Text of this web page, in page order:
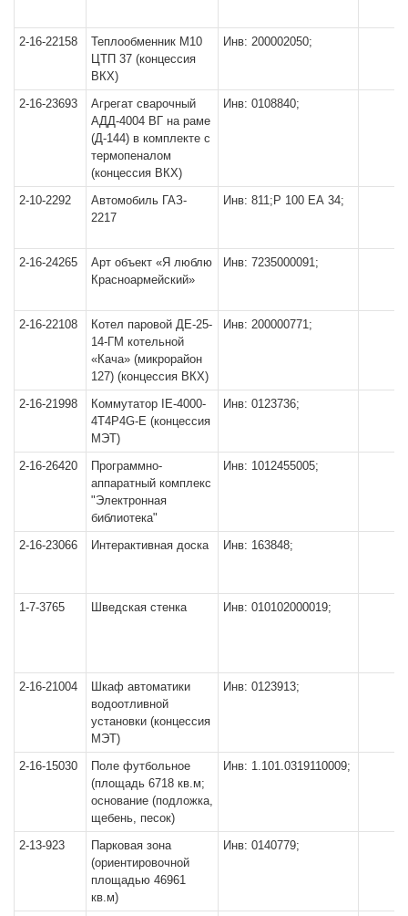
2-16-22158
Теплообменник М10
ЦТП 37 (концессия
ВКХ)
Инв: 200002050;
2-16-23693
Агрегат сварочный
АДД-4004 ВГ на раме
(Д-144) в комплекте с
термопеналом
(концессия ВКХ)
Инв: 0108840;
2-10-2292
Автомобиль ГАЗ-
2217
Инв: 811;Р 100 ЕА 34;
2-16-24265
Арт объект «Я люблю
Красноармейский»
Инв: 7235000091;
2-16-22108
Котел паровой ДЕ-25-
14-ГМ котельной
«Кача» (микрорайон
127) (концессия ВКХ)
Инв: 200000771;
2-16-21998
Коммутатор IE-4000-
4T4P4G-E (концессия
МЭТ)
Инв: 0123736;
2-16-26420
Программно-
аппаратный комплекс
"Электронная
библиотека"
Инв: 1012455005;
2-16-23066 Интерактивная доска Инв: 163848;
1-7-3765 Шведская стенка Инв: 010102000019;
2-16-21004
Шкаф автоматики
водоотливной
установки (концессия
МЭТ)
Инв: 0123913;
2-16-15030
Поле футбольное
(площадь 6718 кв.м;
основание (подложка,
щебень, песок)
Инв: 1.101.0319110009;
2-13-923
Парковая зона
(ориентировочной
площадью 46961
кв.м)
Инв: 0140779;